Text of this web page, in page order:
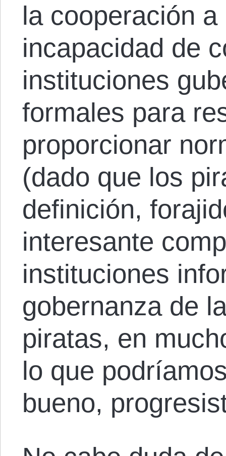
la cooperación
incapacidad de
instituciones
formales para
proporcionar
(dado que los
definición,
interesante
instituciones
gobernanza de
piratas, en
lo que
bueno,